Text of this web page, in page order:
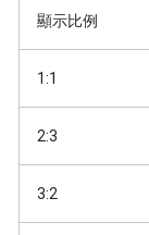
顯示比例
1:1
2:3
3:2